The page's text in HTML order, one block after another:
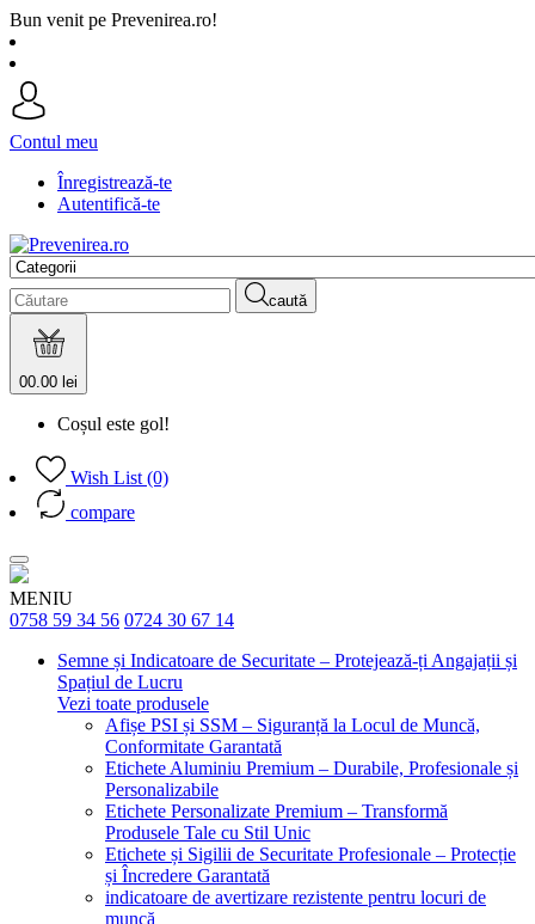
Bun venit pe Prevenirea.ro!
Contul meu
Înregistrează-te
Autentifică-te
caută
00.00 lei
Coșul este gol!
Wish List (0)
compare
MENIU
0758 59 34 56 0724 30 67 14
Semne și Indicatoare de Securitate – Protejează-ți Angajații și
Spațiul de Lucru
Vezi toate produsele
Afișe PSI și SSM – Siguranță la Locul de Muncă,
Conformitate Garantată
Etichete Aluminiu Premium – Durabile, Profesionale și
Personalizabile
Etichete Personalizate Premium – Transformă
Produsele Tale cu Stil Unic
Etichete și Sigilii de Securitate Profesionale – Protecție
și Încredere Garantată
indicatoare de avertizare rezistente pentru locuri de
muncă